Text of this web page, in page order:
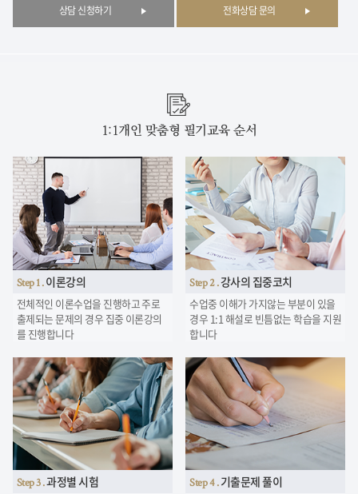
상담 신청하기 전화상담 문의
1:1개인 맞춤형 필기교육 순서
Step 1 .이론강의
전체적인 이론수업을 진행하고 주로
출제되는 문제의 경우 집중 이론강의
를 진행합니다
Step 2 .강사의 집중코치
수업중 이해가 가지않는 부분이 있을
경우 1:1 해설로 빈틈없는 학습을 지원
합니다
Step 3 .과정별 시험 Step 4 .기출문제 풀이